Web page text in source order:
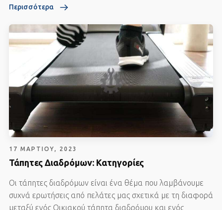
Περισσότερα
17 ΜΑΡΤΊΟΥ, 2023
Τάπητες Διαδρόμων: Κατηγορίες
Οι τάπητες διαδρόμων είναι ένα θέμα που λαμβάνουμε
συχνά ερωτήσεις από πελάτες μας σχετικά με τη διαφορά
μεταξύ ενός Οικιακού τάπητα διαδρόμου και ενός